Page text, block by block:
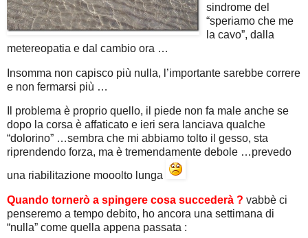
sindrome del
“speriamo che me
la cavo”, dalla
metereopatia e dal cambio ora …
Insomma non capisco più nulla, l’importante sarebbe correre
e non fermarsi più …
Il problema è proprio quello, il piede non fa male anche se
dopo la corsa è affaticato e ieri sera lanciava qualche
“dolorino” …sembra che mi abbiamo tolto il gesso, sta
riprendendo forza, ma è tremendamente debole …prevedo
una riabilitazione mooolto lunga
Quando tornerò a spingere cosa succederà ? vabbè ci
penseremo a tempo debito, ho ancora una settimana di
“nulla” come quella appena passata :